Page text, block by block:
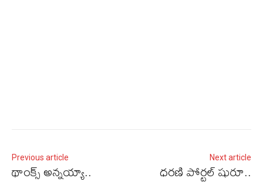
Previous article
థాంక్స్‌ అన్నయ్యా..
Next article
ధరణి పోర్టల్ షురూ..